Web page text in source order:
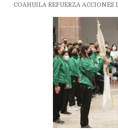
COAHUILA REFUERZA ACCIONES